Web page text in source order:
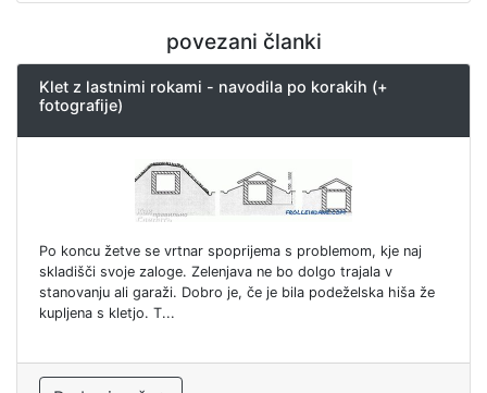
povezani članki
Klet z lastnimi rokami - navodila po korakih (+
fotografije)
Po koncu žetve se vrtnar spoprijema s problemom, kje naj
skladišči svoje zaloge. Zelenjava ne bo dolgo trajala v
stanovanju ali garaži. Dobro je, če je bila podeželska hiša že
kupljena s kletjo. T...